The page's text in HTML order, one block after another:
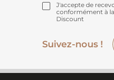
J'accepte de
conformément à
Discount
Suivez-nous !